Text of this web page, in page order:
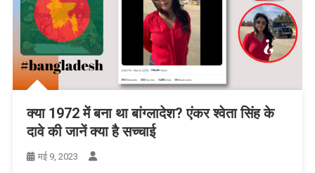
क्या 1972 में बना था बांग्लादेश? एंकर श्वेता सिंह के
दावे की जानें क्या है सच्चाई
मई 9, 2023